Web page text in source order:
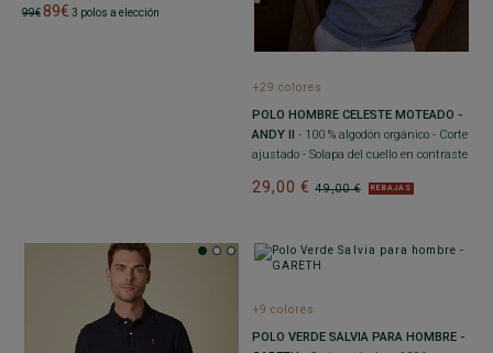
99€ 89€ 3 polos a elección
+29 colores
POLO HOMBRE CELESTE MOTEADO -
ANDY II
- 100 % algodón orgánico - Corte
ajustado - Solapa del cuello en contraste
49,00 €
29,00 € REBAJAS
+9 colores
POLO VERDE SALVIA PARA HOMBRE -